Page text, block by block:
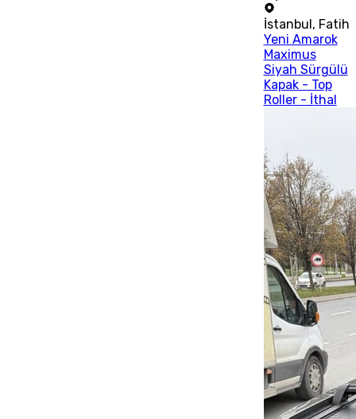
İstanbul, Fatih
Yeni Amarok
Maximus
Siyah Sürgülü
Kapak - Top
Roller - İthal